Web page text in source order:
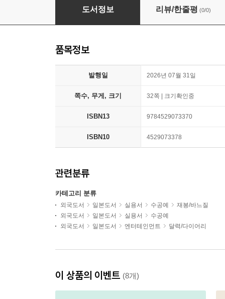
くさり編み×長編みのデザインＢＯＯＫ
도서정보 리뷰/한줄평 (0/0)
품목정보
발행일 2026년 07월 31일
쪽수, 무게, 크기 32쪽 | 크기확인중
ISBN13 9784529073370
ISBN10 4529073378
관련분류
카테고리 분류
외국도서 일본도서 실용서 수공예
재봉/바느질
외국도서
일본도서 실용서
수공예
외국도서
일본도서 엔터테인먼트 달력/다이어리
이 상품의 이벤트 (8개)